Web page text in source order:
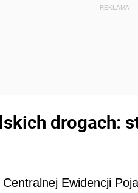
REKLAMA
drogach:
Ewidencji